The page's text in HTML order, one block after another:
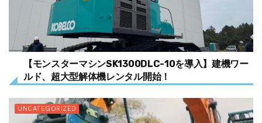
【モンスターマシンSK1300DLC-10を導入】建機ワー
ルド、超大型解体機レンタル開始！
UNCATEGORIZED